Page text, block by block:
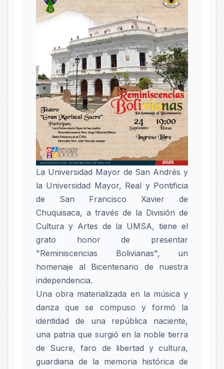
La Universidad Mayor de San Andrés y
la Universidad Mayor, Real y Pontificia
de San Francisco Xavier de
Chuquisaca, a través de la División de
Cultura y Artes de la UMSA, tiene el
grato honor de presentar
"Reminiscencias Bolivianas", un
homenaje al Bicentenario de nuestra
independencia.
Una obra materializada en la música y
danza que se compuso y formó la
identidad de una república naciente,
una patria que surgió en la noble tierra
de Sucre, faro de libertad y cultura,
guardiana de la memoria histórica de